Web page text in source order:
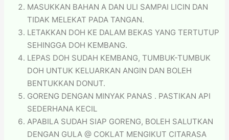
MASUKKAN BAHAN A DAN ULI SAMPAI LICIN DAN
TIDAK MELEKAT PADA TANGAN.
LETAKKAN DOH KE DALAM BEKAS YANG TERTUTUP
SEHINGGA DOH KEMBANG.
LEPAS DOH SUDAH KEMBANG, TUMBUK-TUMBUK
DOH UNTUK KELUARKAN ANGIN DAN BOLEH
BENTUKKAN DONUT.
GORENG DENGAN MINYAK PANAS . PASTIKAN API
SEDERHANA KECIL
APABILA SUDAH SIAP GORENG, BOLEH SALUTKAN
DENGAN GULA @ COKLAT MENGIKUT CITARASA